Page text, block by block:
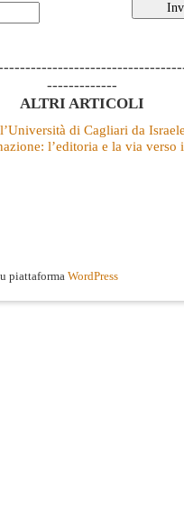
-------------
ALTRI ARTICOLI
di Cagliari da
l’editoria e la via verso
piattaforma WordPress